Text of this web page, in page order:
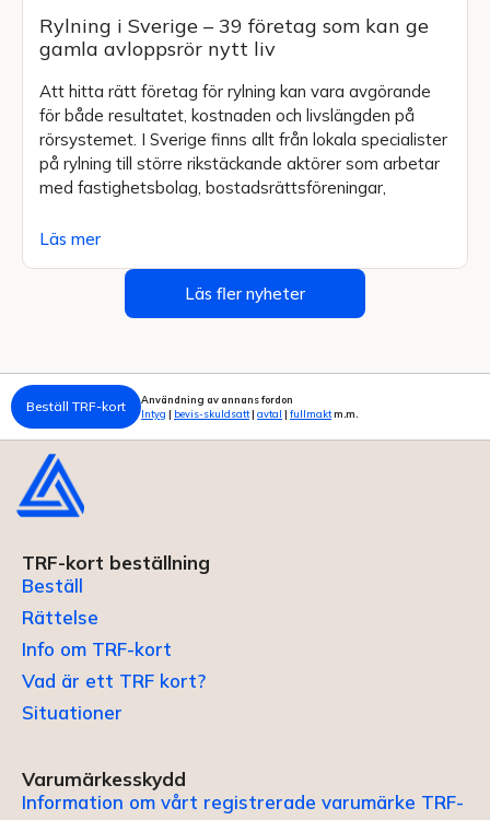
Rylning i Sverige – 39 företag som kan ge
gamla avloppsrör nytt liv
Att hitta rätt företag för rylning kan vara avgörande
för både resultatet, kostnaden och livslängden på
rörsystemet. I Sverige finns allt från lokala specialister
på rylning till större rikstäckande aktörer som arbetar
med fastighetsbolag, bostadsrättsföreningar,
Läs mer
Läs fler nyheter
Beställ TRF-kort
Användning av annans fordon
Intyg | bevis-skuldsatt| avtal | fullmaktm.m.
TRF-kort beställning
Beställ
Rättelse
Info om TRF-kort
Vad är ett TRF kort?
Situationer
Varumärkesskydd
Information om vårt registrerade varumärke TRF-